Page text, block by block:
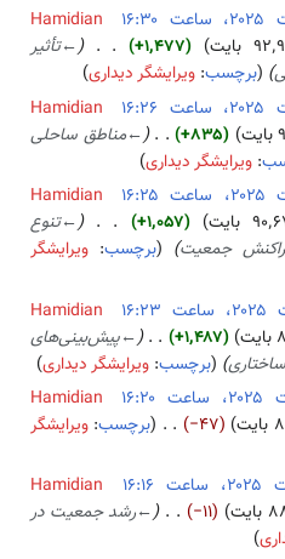
Hamidian
بایت +۱٬۴۷۷ ←تأثیر
برچسب:ویرایشگر دیداری
Hamidian
+۸۳۵ ←مناطق ساحلی
:ویرایشگر دیداری
Hamidian
بایت +۱٬۰۵۷ ←تنوع
جمعیت
برچسب: ویرایشگر
Hamidian
+۱٬۴۸۷ ←پیش‌بینی‌های
برچسب:ویرایشگر دیداری
Hamidian
−۴۷
برچسب: ویرایشگر
Hamidian
−۱۱ ←رشد جمعیت در